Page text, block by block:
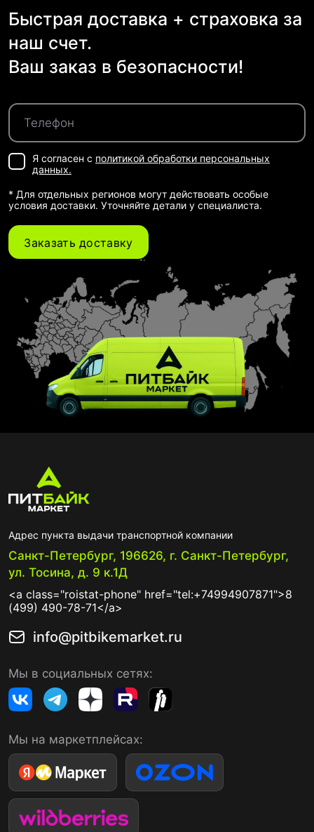
Быстрая доставка + страховка за
наш счет.
Ваш заказ в безопасности!
Я согласен с политикой обработки персональных
данных.
* Для отдельных регионов могут действовать особые
условия доставки. Уточняйте детали у специалиста.
Заказать доставку
Адрес пункта выдачи транспортной компании
Санкт-Петербург, 196626, г. Санкт-Петербург,
ул. Тосина, д. 9 к.1Д
<a class="roistat-phone" href="tel:+74994907871">8
(499) 490-78-71</a>
info@pitbikemarket.ru
Мы в социальных сетях:
Мы на маркетплейсах: